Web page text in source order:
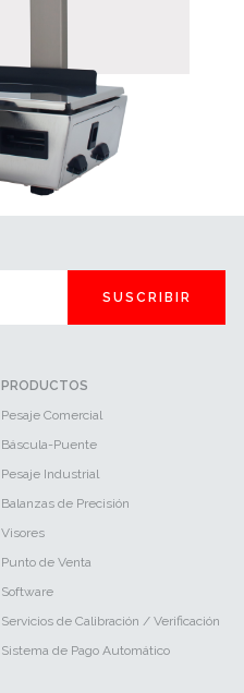
SUSCRIBIR
PRODUCTOS
Pesaje Comercial
Báscula-Puente
Pesaje Industrial
Balanzas de Precisión
Visores
Punto de Venta
Software
Servicios de Calibración / Verificación
Sistema de Pago Automático